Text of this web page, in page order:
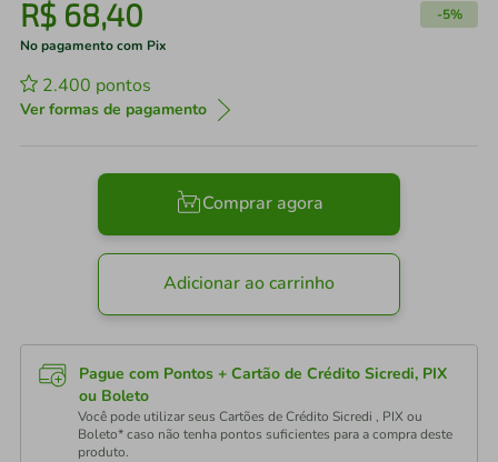
R$ 68,40 -5%
No pagamento com Pix
2.400 pontos
Ver formas de pagamento
Comprar agora
Adicionar ao carrinho
Pague com Pontos + Cartão de Crédito Sicredi, PIX
ou Boleto
Você pode utilizar seus Cartões de Crédito Sicredi , PIX ou
Boleto* caso não tenha pontos suficientes para a compra deste
produto.